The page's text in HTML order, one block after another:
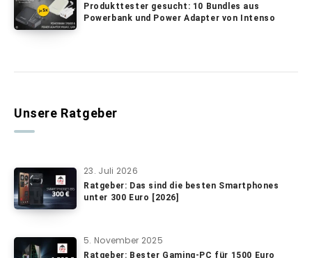
Produkttester gesucht: 10 Bundles aus
Powerbank und Power Adapter von Intenso
Unsere Ratgeber
23. Juli 2026
Ratgeber: Das sind die besten Smartphones
unter 300 Euro [2026]
5. November 2025
Ratgeber: Bester Gaming-PC für 1500 Euro